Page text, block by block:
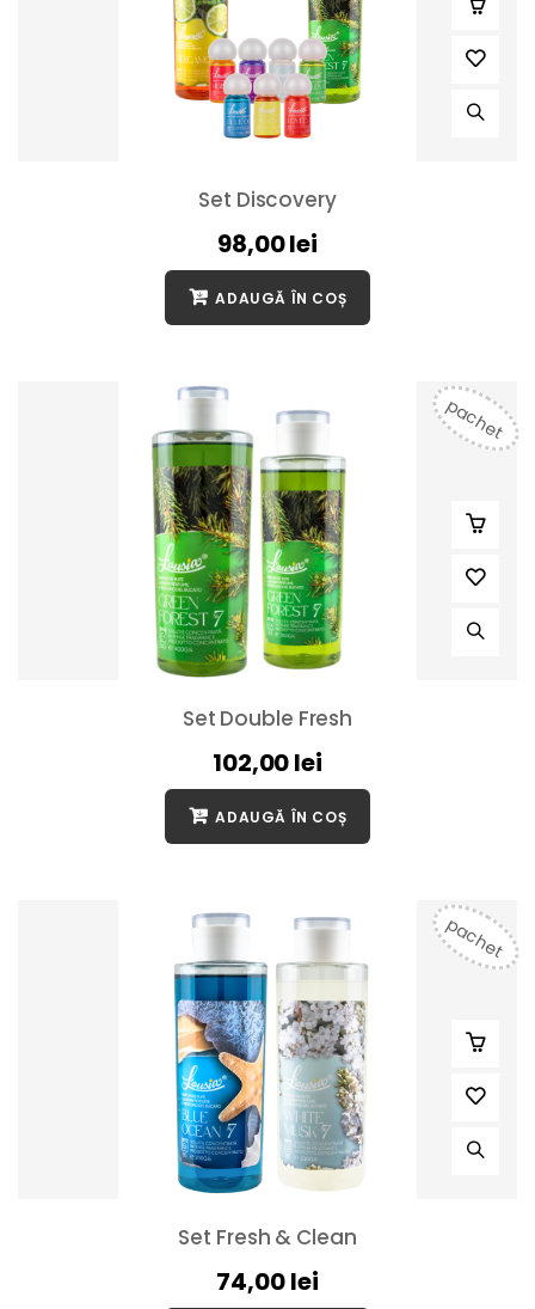
Set Discovery
98,00lei
ADAUGĂ ÎN COȘ
pachet
Set Double Fresh
102,00lei
ADAUGĂ ÎN COȘ
pachet
Set Fresh & Clean
74,00lei